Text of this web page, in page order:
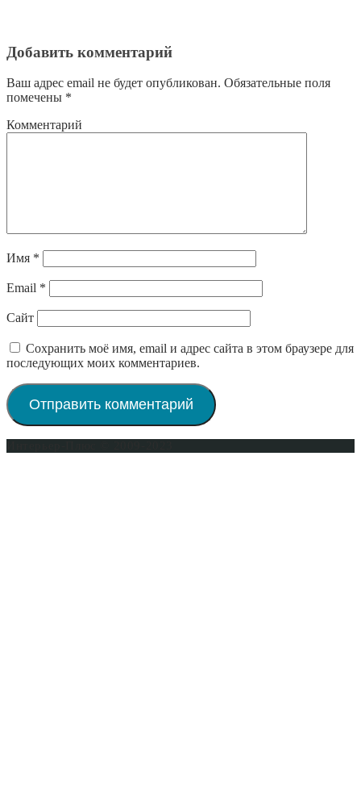
Добавить комментарий
Ваш адрес email не будет опубликован. Обязательные поля
помечены *
Комментарий
Имя *
Email *
Сайт
Сохранить моё имя, email и адрес сайта в этом браузере для
последующих моих комментариев.